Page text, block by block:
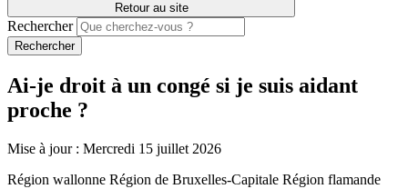
Retour au site
Rechercher
Ai-je droit à un congé si je suis aidant
proche ?
Mise à jour : Mercredi 15 juillet 2026
Région wallonne Région de Bruxelles-Capitale Région flamande